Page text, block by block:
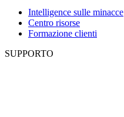
Intelligence sulle minacce
Centro risorse
Formazione clienti
SUPPORTO